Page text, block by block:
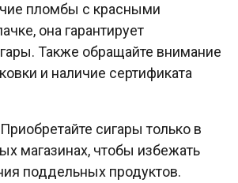
пломбы с красными
она гарантирует
Также обращайте внимание
и наличие сертификата
сигары только в
магазинах, чтобы избежать
поддельных продуктов.